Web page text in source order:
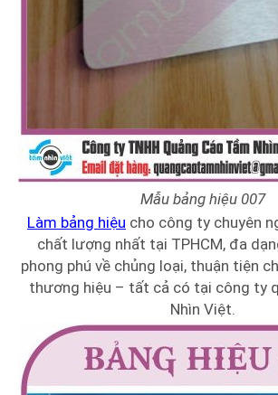
Mẫu bảng hiệu 007
Làm bảng hiệu cho công ty chuyên
chất lượng nhất tại TPHCM, đa
phong phú về chủng loại, thuận tiện
thương hiệu – tất cả có tại công ty
Nhìn Việt.